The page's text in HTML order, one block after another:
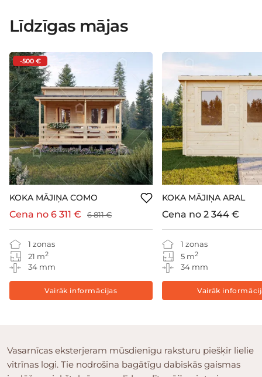
Līdzīgas mājas
-500 €
KOKA MĀJIŅA COMO
1 zonas
21 m2
34 mm
Cena no 6 311 € 6 811 €
Vairāk informācijas
KOKA MĀJIŅA ARAL
1 zonas
5 m2
34 mm
Cena no 2 344 €
Vairāk
Vasarnīcas eksterjeram mūsdienīgu raksturu piešķir lielie
vitrīnas logi. Tie nodrošina bagātīgu dabiskās gaismas